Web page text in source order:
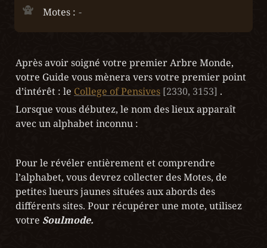
Motes : -
Après avoir soigné votre premier Arbre Monde,
votre Guide vous mènera vers votre premier point
d’intérêt : le College of Pensives [2330, 3153] .
Lorsque vous débutez, le nom des lieux apparaît
avec un alphabet inconnu :
Pour le révéler entièrement et comprendre
l’alphabet, vous devrez collecter des Motes, de
petites lueurs jaunes situées aux abords des
différents sites. Pour récupérer une mote, utilisez
votre Soulmode.